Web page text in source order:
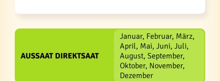
AUSSAAT DIREKTSAAT
Januar, Februar, März,
April, Mai, Juni, Juli,
August, September,
Oktober, November,
Dezember